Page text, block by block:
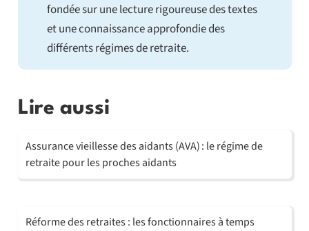
fondée sur une lecture rigoureuse des textes
et une connaissance approfondie des
différents régimes de retraite.
Lire aussi
Assurance vieillesse des aidants (AVA) : le régime de
retraite pour les proches aidants
Réforme des retraites : les fonctionnaires à temps